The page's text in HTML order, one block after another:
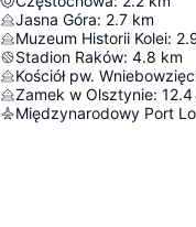
Jasna Góra: 2.7 km
Muzeum Historii Kolei:
Stadion Raków: 4.8 km
Kościół pw.
Zamek w Olsztynie: 12.4